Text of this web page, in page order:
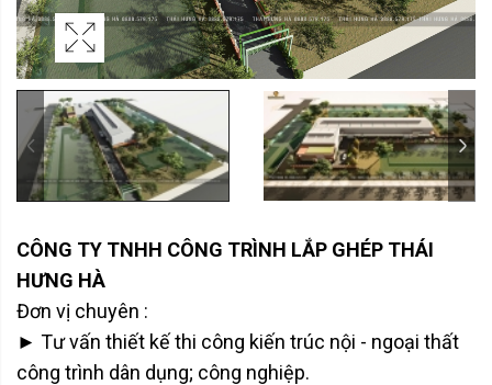
CÔNG TY TNHH CÔNG TRÌNH LẮP GHÉP THÁI
HƯNG HÀ
Đơn vị chuyên :
► Tư vấn thiết kế thi công kiến trúc nội - ngoại thất
công trình dân dụng; công nghiệp.